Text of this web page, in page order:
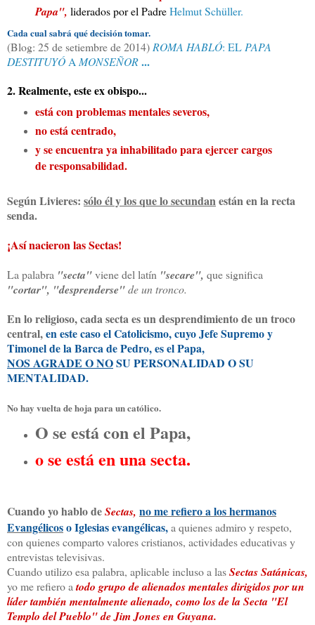
Papa", liderados por el PadreHelmut Schüller.
Cada cual sabrá qué decisión tomar.
(Blog: 25 de setiembre de 2014) ROMA HABLÓ: EL PAPA
DESTITUYÓ A MONSEÑOR...
2.Realmente, este ex obispo...
está con problemas mentales severos,
no está centrado,
y se encuentra ya inhabilitado para ejercer cargos
de responsabilidad.
Según Livieres: sólo él y los que lo secundanestán en la recta
senda.
¡Así nacieron las Sectas!
La palabra "secta"viene del latín "secare", que significa
"cortar", "desprenderse"de un tronco.
En lo religioso, cada secta es un desprendimiento de un troco
central,en este caso el Catolicismo, cuyo Jefe Supremo y
Timonel de la Barca de Pedro, es el Papa,
NOS AGRADE O NOSU PERSONALIDAD O SU
MENTALIDAD.
No hay vuelta de hoja para un católico.
O se está con el Papa,
o se está en una secta.
Cuando yo hablo deSectas, no me refiero a los hermanos
Evangélicoso Iglesias evangélicas,a quienes admiro y respeto,
con quienes comparto valores cristianos, actividades educativas y
entrevistas televisivas.
Cuando utilizo esa palabra, aplicable incluso a lasSectas Satánicas,
yo me refiero atodo grupo de alienados mentales dirigidos por un
líder también mentalmente alienado, como los de la Secta "El
Templo del Pueblo" de Jim Jones en Guyana.